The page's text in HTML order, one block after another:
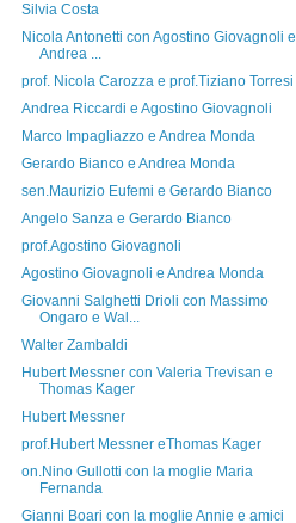
Silvia Costa
Nicola Antonetti con Agostino Giovagnoli e
Andrea ...
prof. Nicola Carozza e prof.Tiziano Torresi
Andrea Riccardi e Agostino Giovagnoli
Marco Impagliazzo e Andrea Monda
Gerardo Bianco e Andrea Monda
sen.Maurizio Eufemi e Gerardo Bianco
Angelo Sanza e Gerardo Bianco
prof.Agostino Giovagnoli
Agostino Giovagnoli e Andrea Monda
Giovanni Salghetti Drioli con Massimo
Ongaro e Wal...
Walter Zambaldi
Hubert Messner con Valeria Trevisan e
Thomas Kager
Hubert Messner
prof.Hubert Messner eThomas Kager
on.Nino Gullotti con la moglie Maria
Fernanda
Gianni Boari con la moglie Annie e amici